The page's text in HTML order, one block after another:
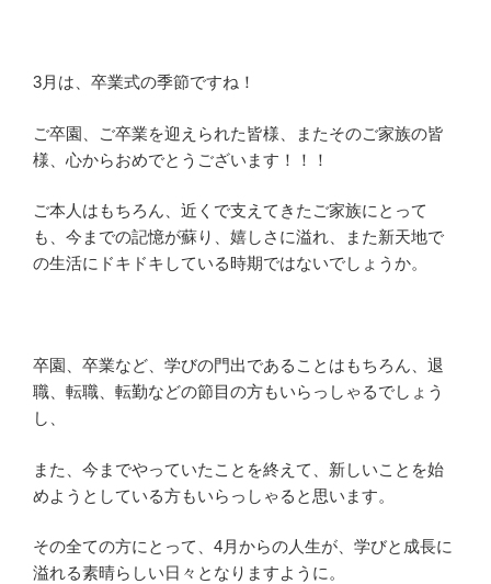
3月は、卒業式の季節ですね！
ご卒園、ご卒業を迎えられた皆様、またそのご家族の皆
様、心からおめでとうございます！！！
ご本人はもちろん、近くで支えてきたご家族にとって
も、今までの記憶が蘇り、嬉しさに溢れ、また新天地で
の生活にドキドキしている時期ではないでしょうか。
卒園、卒業など、学びの門出であることはもちろん、退
職、転職、転勤などの節目の方もいらっしゃるでしょう
し、
また、今までやっていたことを終えて、新しいことを始
めようとしている方もいらっしゃると思います。
その全ての方にとって、4月からの人生が、学びと成長に
溢れる素晴らしい日々となりますように。